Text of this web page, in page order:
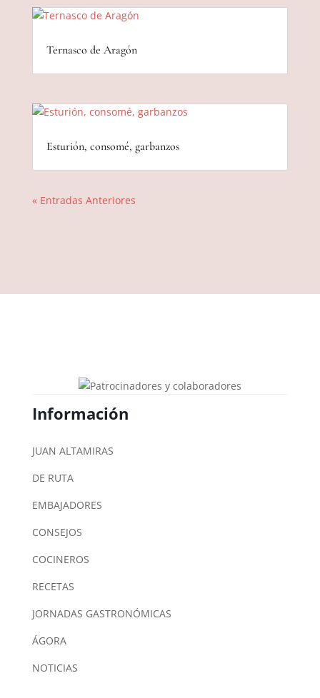
Ternasco de Aragón
Esturión, consomé, garbanzos
« Entradas Anteriores
Información
JUAN ALTAMIRAS
DE RUTA
EMBAJADORES
CONSEJOS
COCINEROS
RECETAS
JORNADAS GASTRONÓMICAS
ÁGORA
NOTICIAS